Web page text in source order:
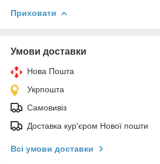
Приховати
Умови доставки
Нова Пошта
Укрпошта
Самовивіз
Доставка кур'єром Нової пошти
Всі умови доставки